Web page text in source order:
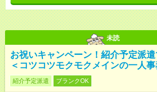
未読
お祝いキャンペーン！紹介予定派
＜コツコツモクモクメインの一人事
紹介予定派遣 ブランクOK